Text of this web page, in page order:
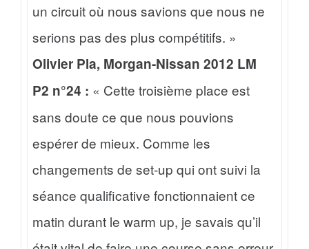
un circuit où nous savions que nous ne
serions pas des plus compétitifs. »
Olivier Pla, Morgan-Nissan 2012 LM
P2 n°24 : « Cette troisième place est
sans doute ce que nous pouvions
espérer de mieux. Comme les
changements de set-up qui ont suivi la
séance qualificative fonctionnaient ce
matin durant le warm up, je savais qu’il